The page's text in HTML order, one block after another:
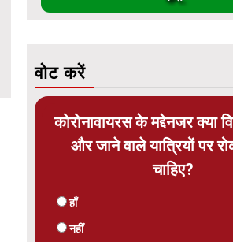
वोट करें
कोरोनावायरस के मद्देनजर क्या
और जाने वाले यात्रियों पर
चाहिए?
हाँ
नहीं